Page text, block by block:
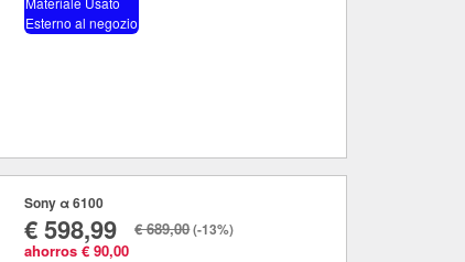
Esterno al negozio
Sony α 6100
€ 598,99
ahorros € 90,00
€ 689,00(-13%)